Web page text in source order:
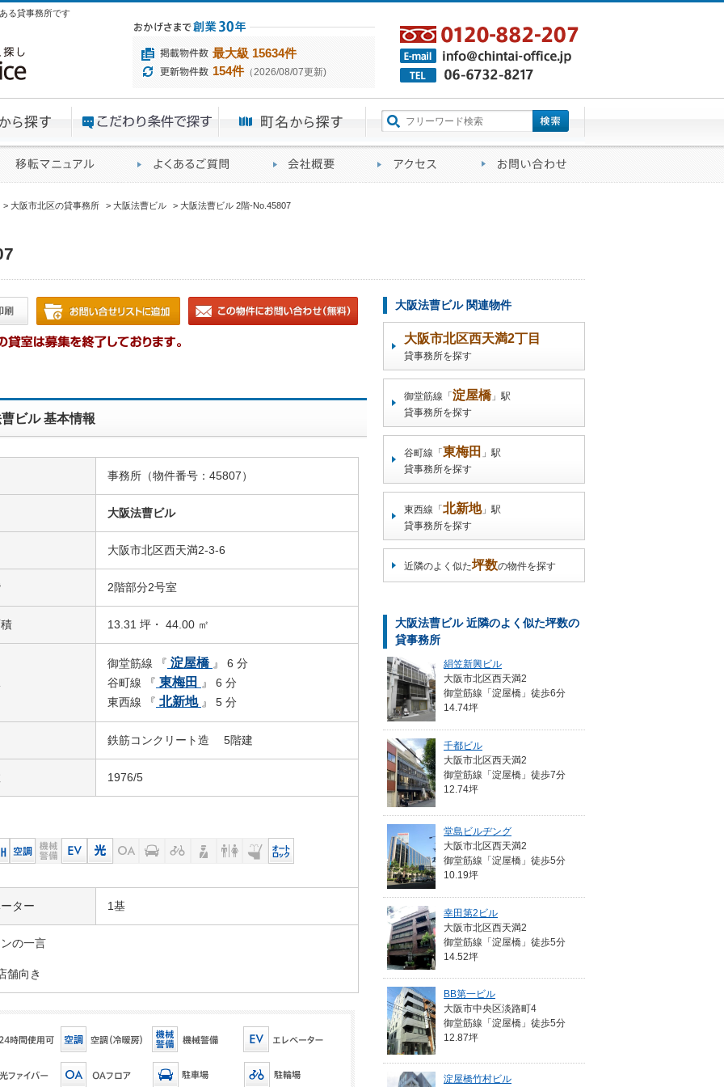
る貸事務所です
最大級 15634件
154件（2026/08/07更新)
大阪市北区の貸事務所 大阪法曹ビル 大阪法曹ビル 2階-No.45807
ビル 基本情報
事務所（物件番号：45807）
大阪法曹ビル
大阪市北区西天満2-3-6
2階部分2号室
13.31 坪・ 44.00 ㎡
御堂筋線 『 淀屋橋 』 6 分
谷町線 『 東梅田
』 6 分
東西線 『 北新地 』 5 分
鉄筋コンクリート造 5階建
1976/5
ター 1基
の一言
舗向き
大阪法曹ビル 関連物件
大阪市北区西天満2丁目
貸事務所を探す
御堂筋線「 淀屋橋」駅
貸事務所を探す
谷町線「 東梅田 」駅
貸事務所を探す
東西線「 北新地」駅
貸事務所を探す
近隣のよく似た坪数の物件を探す
大阪法曹ビル 近隣のよく似た坪数の
貸事務所
絹笠新興ビル
大阪市北区西天満2
御堂筋線「淀屋橋」徒歩6分
14.74坪
千都ビル
大阪市北区西天満2
御堂筋線「淀屋橋」徒歩7分
12.74坪
堂島ビルヂング
大阪市北区西天満2
御堂筋線「淀屋橋」徒歩5分
10.19坪
幸田第2ビル
大阪市北区西天満2
御堂筋線「淀屋橋」徒歩5分
14.52坪
BB第一ビル
大阪市中央区淡路町4
御堂筋線「淀屋橋」徒歩5分
12.87坪
淀屋橋竹村ビル